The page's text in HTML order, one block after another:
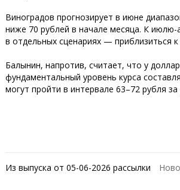
Виноградов прогнозирует в июне
ниже 70 рублей в начале месяца. К июлю-
в отдельных сценариях — приблизиться
Балынин, напротив, считает, что у
фундаментальный уровень курса
могут пройти в интервале 63–72 рубля за
Из выпуска от 05-06-2026 рассылки